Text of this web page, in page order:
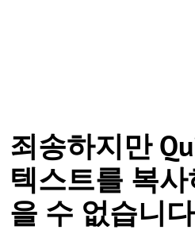
죄송하지만
텍스트를 복
을 수 없습니다